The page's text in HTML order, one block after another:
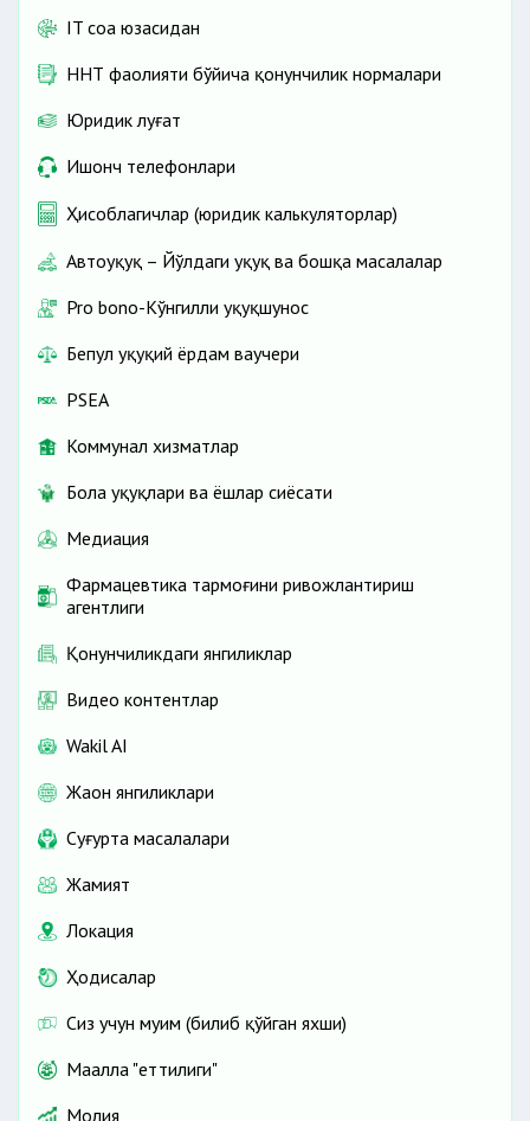
IT соҳа юзасидан
ННТ фаолияти бўйича қонунчилик нормалари
Юридик луғат
Ишонч телефонлари
Ҳисоблагичлар (юридик калькуляторлар)
Автоҳуқуқ – Йўлдаги ҳуқуқ ва бошқа масалалар
Pro bono-Кўнгилли ҳуқуқшунос
Бепул ҳуқуқий ёрдам ваучери
PSEA
Коммунал хизматлар
Бола ҳуқуқлари ва ёшлар сиёсати
Медиация
Фармацевтика тармоғини ривожлантириш
агентлиги
Қонунчиликдаги янгиликлар
Видео контентлар
Wakil AI
Жаҳон янгиликлари
Cуғурта масалалари
Жамият
Локация
Ҳодисалар
Сиз учун муҳим (билиб қўйган яхши)
Маҳалла "еттилиги"
Молия